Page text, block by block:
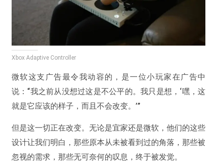
Xbox Adaptive Controller
微软这支广告最令我动容的，是一位小玩家在广告中
说： “我之前从没想过这是不公平的。我只是想，‘嘿，这
就是它应该的样子，而且不会改变。’”
但是这一切正在改变。无论是宜家还是微软，他们的这些
设计让我们明白，那些原本从未被看到过的角落，那些被
忽视的需求，那些无可奈何的叹息，终于被发觉。